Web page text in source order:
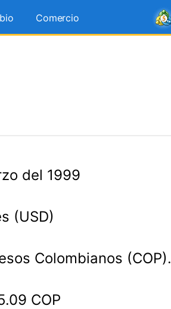
Comercio
del 1999
(USD)
Colombianos (COP).
COP